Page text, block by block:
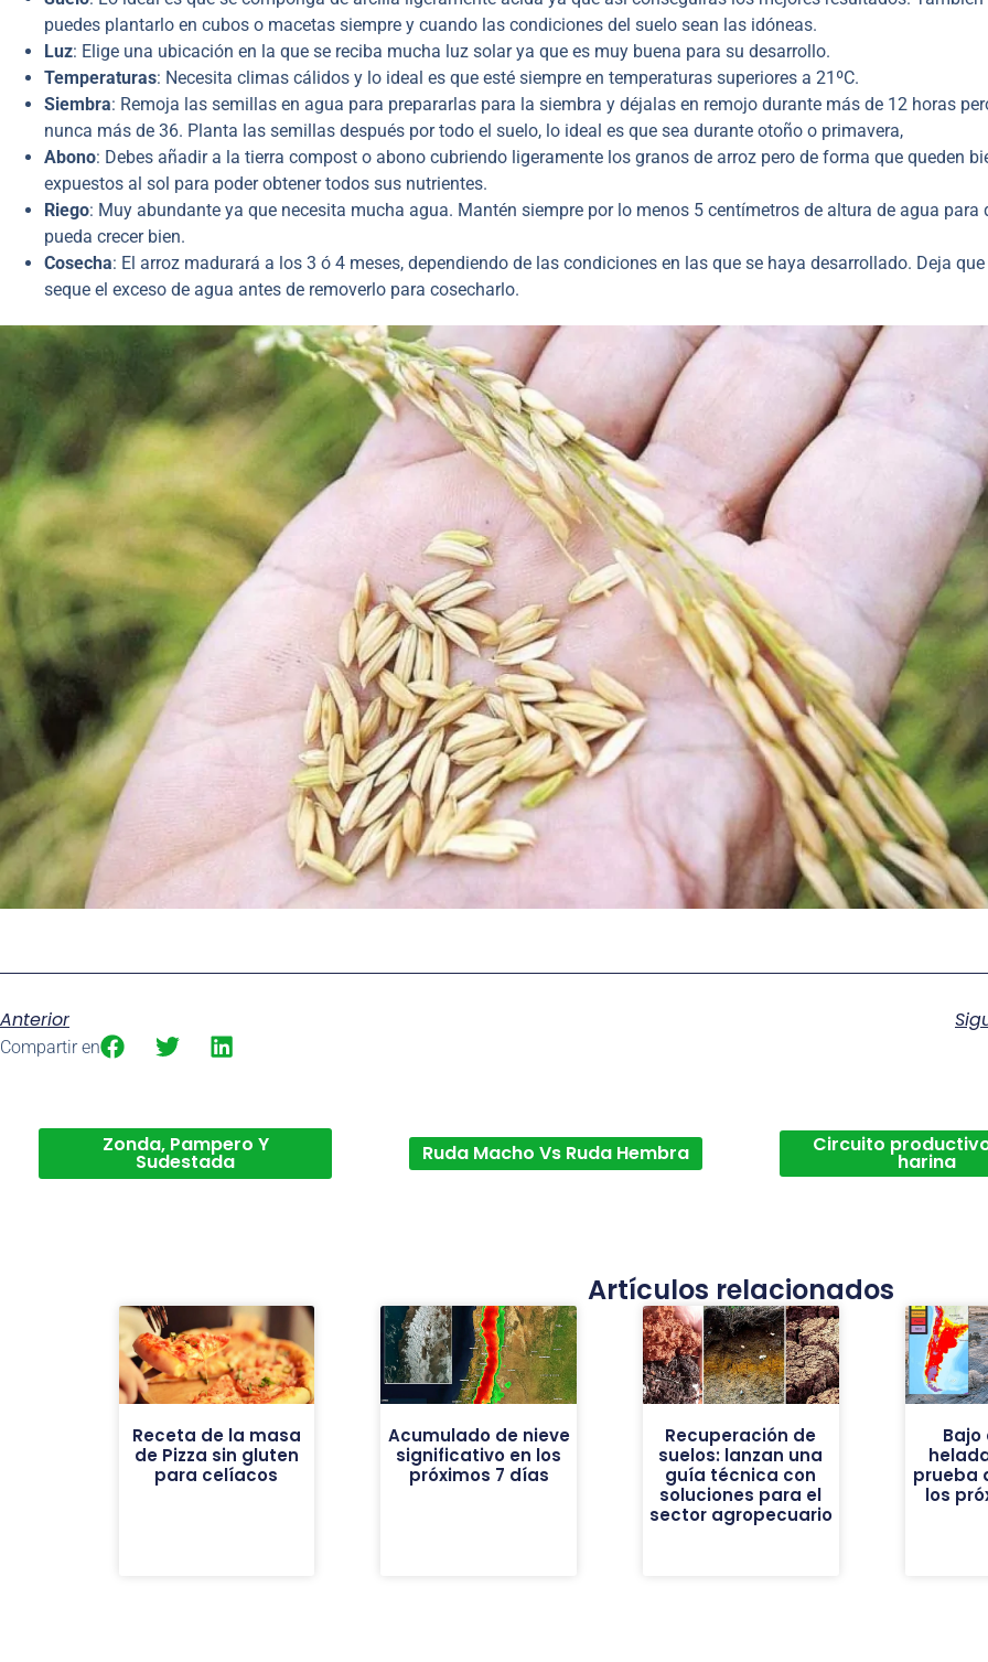
puedes plantarlo en cubos o macetas siempre y cuando las condiciones del suelo sean las idóneas.
Luz: Elige una ubicación en la que se reciba mucha luz solar ya que es muy buena para su desarrollo.
Temperaturas: Necesita climas cálidos y lo ideal es que esté siempre en temperaturas superiores a 21ºC.
Siembra: Remoja las semillas en agua para prepararlas para la siembra y déjalas en remojo durante más de 12 horas
nunca más de 36. Planta las semillas después por todo el suelo, lo ideal es que sea durante otoño o primavera,
Abono: Debes añadir a la tierra compost o abono cubriendo ligeramente los granos de arroz pero de forma que queden
expuestos al sol para poder obtener todos sus nutrientes.
Riego: Muy abundante ya que necesita mucha agua. Mantén siempre por lo menos 5 centímetros de altura de agua para
pueda crecer bien.
Cosecha: El arroz madurará a los 3 ó 4 meses, dependiendo de las condiciones en las que se haya desarrollado. Deja que
seque el exceso de agua antes de removerlo para cosecharlo.
Anterior
Compartir en
Zonda, Pampero Y
Sudestada Ruda Macho Vs Ruda Hembra Circuito
harina
Artículos relacionados
Receta de la masa
de Pizza sin gluten
para celíacos
Acumulado de nieve
significativo en los
próximos 7 días
Recuperación de
suelos: lanzan una
guía técnica con
soluciones para el
sector agropecuario
Bajo
prueba
los